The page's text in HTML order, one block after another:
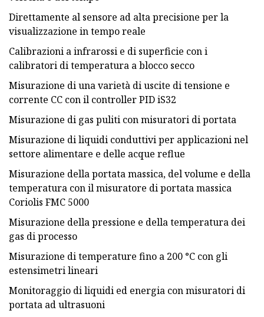
Direttamente al sensore ad alta precisione per la
visualizzazione in tempo reale
Calibrazioni a infrarossi e di superficie con i
calibratori di temperatura a blocco secco
Misurazione di una varietà di uscite di tensione e
corrente CC con il controller PID iS32
Misurazione di gas puliti con misuratori di portata
Misurazione di liquidi conduttivi per applicazioni nel
settore alimentare e delle acque reflue
Misurazione della portata massica, del volume e della
temperatura con il misuratore di portata massica
Coriolis FMC 5000
Misurazione della pressione e della temperatura dei
gas di processo
Misurazione di temperature fino a 200 °C con gli
estensimetri lineari
Monitoraggio di liquidi ed energia con misuratori di
portata ad ultrasuoni